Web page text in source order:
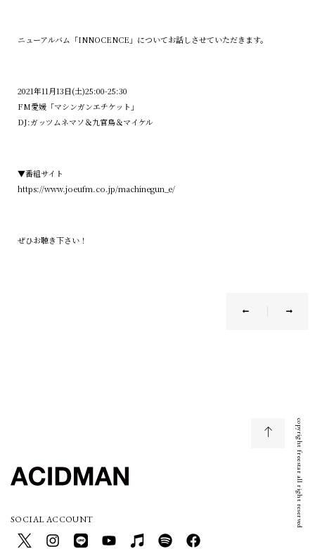
ニューアルバム「INNOCENCE」についてお話しさせていただきます。
2021年11月13日(土)25:00-25:30
FM愛媛「マシンガンエチケット」
DJ:ガッツムネマソ＆九官鳥＆マイケル
▼番組サイト
https://www.joeufm.co.jp/machinegun_e/
ぜひお聴き下さい！
SOCIAL ACCOUNT copyright freestar all right reserved